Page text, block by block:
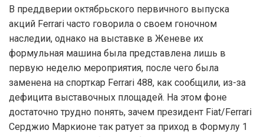
В преддверии октябрьского первичного выпуска
акций Ferrari часто говорила о своем гоночном
наследии, однако на выставке в Женеве их
формульная машина была представлена лишь в
первую неделю мероприятия, после чего была
заменена на спорткар Ferrari 488, как сообщили, из-за
дефицита выставочных площадей. На этом фоне
достаточно трудно понять, зачем президент Fiat/Ferrari
Серджио Маркионе так ратует за приход в Формулу 1